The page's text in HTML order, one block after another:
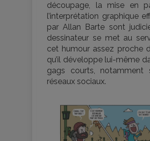
découpage, la mise en
l’interprétation graphique
par Allan Barte sont
dessinateur se met au
cet humour assez proche
qu’il développe lui-même
gags courts, notamment
réseaux sociaux.